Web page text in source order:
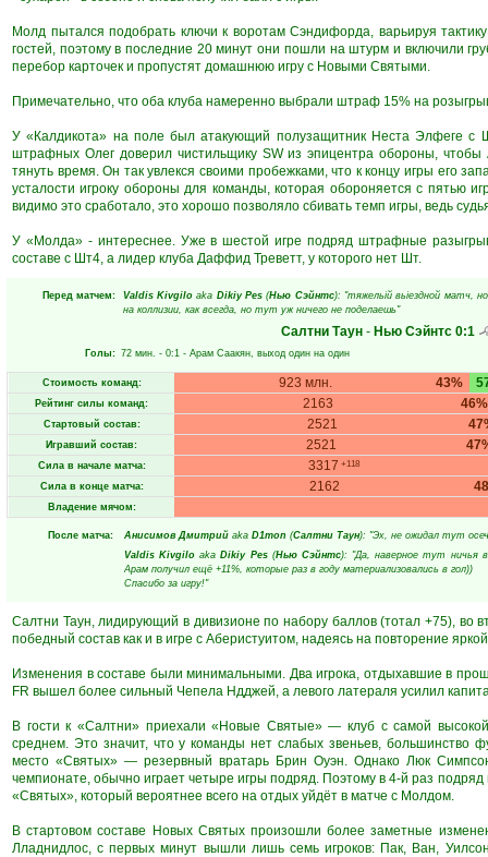
Молд пытался подобрать ключи к воротам Сэндифорда, варьируя
гостей, поэтому в последние 20 минут они пошли на штурм и включили
перебор карточек и пропустят домашнюю игру с Новыми Святыми.
Примечательно, что оба клуба намеренно выбрали штраф 15% на
У «Калдикота» на поле был атакующий полузащитник Неста Элфеге с
штрафных Олег доверил чистильщику SW из эпицентра обороны,
тянуть время. Он так увлекся своими пробежками, что к концу игры его
усталости игроку обороны для команды, которая обороняется с пятью
видимо это сработало, это хорошо позволяло сбивать темп игры, ведь
У «Молда» - интереснее. Уже в шестой игре подряд штрафные
составе с Шт4, а лидер клуба Даффид Треветт, у которого нет Шт.
Перед матчем: Valdis Kivgilo aka Dikiy Pes (Нью Сэйнтс): "тяжельій вьіездной матч,
на коллизии, как всегда, но тут уж ничего не поделаешь"
Салтни Таун - Нью Сэйнтс 0:1
Голы: 72 мин. - 0:1 - Арам Саакян, выход один на один
Стоимость команд: 43%
923 млн.
Рейтинг силы команд: 46%
2163
Стартовый состав: 2521
Игравший состав: 2521
Сила в начале матча: 3317 +118
Сила в конце матча: 2162
Владение мячом:
После матча: Анисимов Дмитрий aka D1mon (Салтни Таун): "Эх, не ожидал тут
Valdis Kivgilo aka Dikiy Pes (Нью Сэйнтс): "Да, наверное тут ничья
Арам получил ещё +11%, которые раз в году материализовались в гол))
Спасибо за игру!"
Салтни Таун, лидирующий в дивизионе по набору баллов (тотал +75), во
победный состав как и в игре с Аберистуитом, надеясь на повторение
Изменения в составе были минимальными. Два игрока, отдыхавшие в
FR вышел более сильный Чепела Ндджей, а левого латераля усилил
В гости к «Салтни» приехали «Новые Святые» — клуб с самой
среднем. Это значит, что у команды нет слабых звеньев, большинство
место «Святых» — резервный вратарь Брин Оуэн. Однако Люк
чемпионате, обычно играет четыре игры подряд. Поэтому в 4-й раз подряд
«Святых», который вероятнее всего на отдых уйдёт в матче с Молдом.
В стартовом составе Новых Святых произошли более заметные
Лладнидлос, с первых минут вышли лишь семь игроков: Пак, Ван,